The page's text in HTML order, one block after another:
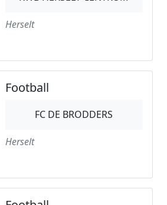
Herselt
Football
FC DE BRODDERS
Herselt